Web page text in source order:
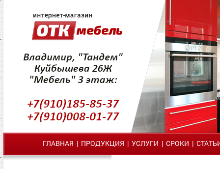
ГЛАВНАЯ | ПРОДУКЦИЯ | УСЛУГИ | СРОКИ |